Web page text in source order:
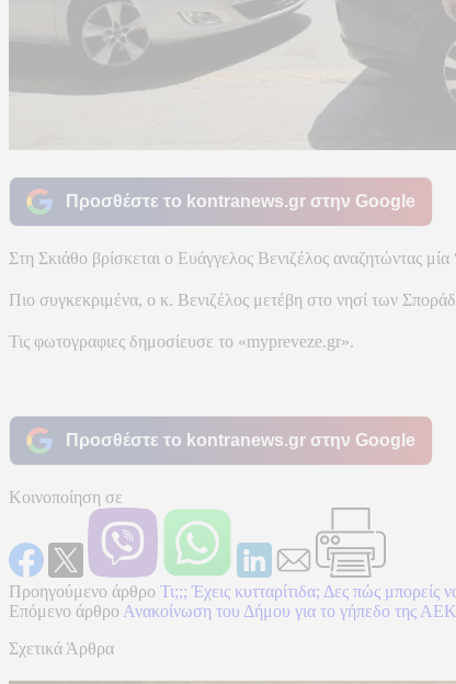
Προσθέστε το kontranews.gr στην Google
Στη Σκιάθο βρίσκεται ο Ευάγγελος Βενιζέλος αναζητώντας
Πιο συγκεκριμένα, ο κ. Βενιζέλος μετέβη στο νησί των
Τις φωτογραφιες δημοσίευσε το «mypreveze.gr».
Προσθέστε το kontranews.gr στην Google
Κοινοποίηση σε
Προηγούμενο άρθρο Τι;;; Έχεις κυτταρίτιδα; Δες πώς μπορείς
Επόμενο άρθρο Ανακοίνωση του Δήμου για το γήπεδο της
Σχετικά Άρθρα